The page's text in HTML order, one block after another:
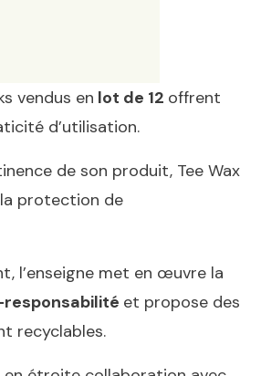
vendus en lot de 12 offrent
d’utilisation.
de son produit, Tee Wax
la protection de
l’enseigne met en œuvre la
et propose des
recyclables.